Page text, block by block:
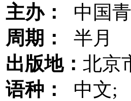
主办：
中国
周期：
半月
出版地： 北京
语种：
中文;